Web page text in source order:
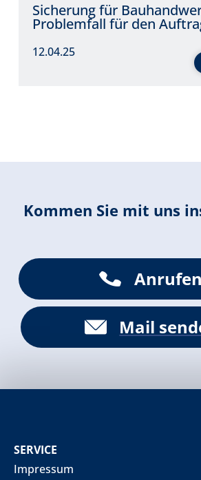
Sicherung für
Problemfall für den
12.04.25
Kommen Sie mit uns
Anrufen
Mail
SERVICE
Impressum